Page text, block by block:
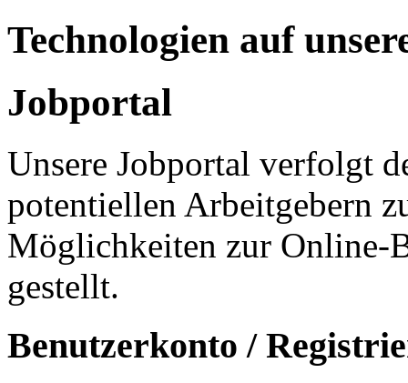
Technologien auf
Jobportal
Unsere Jobportal verfolgt
potentiellen Arbeitgebern
Möglichkeiten zur Online-
gestellt.
Benutzerkonto /